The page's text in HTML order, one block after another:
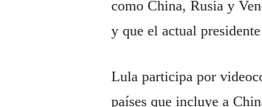
como China, Rusia y
y que el actual
Lula participa por
países que incluye a